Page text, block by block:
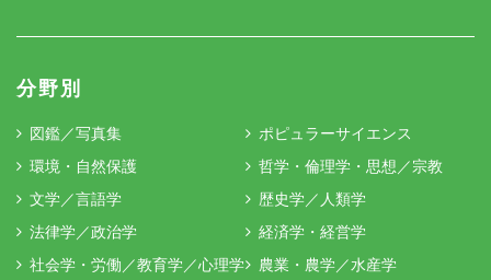
分野別
図鑑／写真集
ポピュラーサイエンス
環境・自然保護
哲学・倫理学・思想／宗教
文学／言語学
歴史学／人類学
法律学／政治学
経済学・経営学
社会学・労働／教育学／心理学
農業・農学／水産学